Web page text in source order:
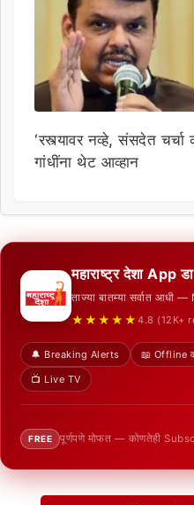
‘रस्त्यावर नव्हे, संसदेत
गांधींना थेट आव्हान
महाराष्ट्र देशा App
ताज्या बातम्या सर्वात
★★★★★ 4.8 (12K+
🔔 Breaking Alerts 📖 Offline
📺 Live TV
FREE पूर्णपणे मोफत — कोणतेही